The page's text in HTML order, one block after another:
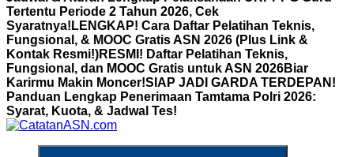
Tertentu Periode 2 Tahun 2026, Cek
Syaratnya! LENGKAP! Cara Daftar Pelatihan Teknis,
Fungsional, & MOOC Gratis ASN 2026 (Plus Link &
Kontak Resmi!)RESMI! Daftar Pelatihan Teknis,
Fungsional, dan MOOC Gratis untuk ASN 2026Biar
Karirmu Makin Moncer!SIAP JADI GARDA TERDEPAN!
Panduan Lengkap Penerimaan Tamtama Polri 2026:
Syarat, Kuota, & Jadwal Tes!